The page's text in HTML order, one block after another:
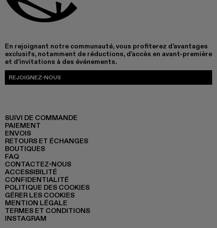
En rejoignant notre communauté, vous profiterez d’avantages
exclusifs, notamment de réductions, d’accès en avant-première
et d’invitations à des événements.
REJOIGNEZ-NOUS
SUIVI DE COMMANDE
PAIEMENT
ENVOIS
RETOURS ET ÉCHANGES
BOUTIQUES
FAQ
CONTACTEZ-NOUS
ACCESSIBILITÉ
CONFIDENTIALITÉ
POLITIQUE DES COOKIES
GÉRER LES COOKIES
MENTION LÉGALE
TERMES ET CONDITIONS
INSTAGRAM